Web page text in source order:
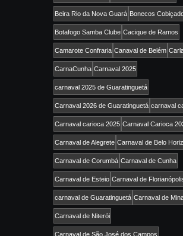
Beira Rio da Nova Guará Bonecos
Botafogo Samba Clube Cacique de Ramos
Camarote Confraria Canaval de Belém
CarnaCunha Carnaval 2025
carnaval 2025 de Guaratinguetá
Carnaval 2026 de Guaratinguetá carnaval
Carnaval carioca 2025 Carnaval Carioca
Carnaval de Alegrete Carnaval de Belo
Carnaval de Corumbá Carnaval de Cunha
Carnaval de Esteio Carnaval de
carnaval de Guaratinguetá Carnaval de
Carnaval de Niterói
Carnaval de São José dos Campos